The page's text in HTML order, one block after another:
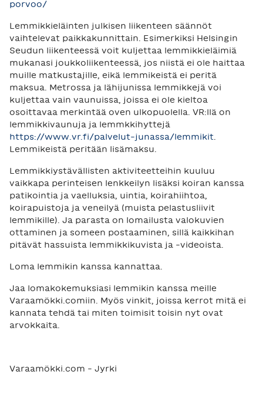
porvoo/
Lemmikkieläinten julkisen liikenteen säännöt
vaihtelevat paikkakunnittain. Esimerkiksi Helsingin
Seudun liikenteessä voit kuljettaa lemmikkieläimiä
mukanasi joukkoliikenteessä, jos niistä ei ole haittaa
muille matkustajille, eikä lemmikeistä ei peritä
maksua. Metrossa ja lähijunissa lemmikkejä voi
kuljettaa vain vaunuissa, joissa ei ole kieltoa
osoittavaa merkintää oven ulkopuolella. VR:llä on
lemmikkivaunuja ja lemmkkihyttejä
https://www.vr.fi/palvelut-junassa/lemmikit
Lemmikeistä peritään lisämaksu.
Lemmikkiystävällisten aktiviteetteihin kuuluu
vaikkapa perinteisen lenkkeilyn lisäksi koiran kanssa
patikointia ja vaelluksia, uintia, koirahiihtoa,
koirapuistoja ja veneilyä (muista pelastusliivit
lemmikille). Ja parasta on lomailusta valokuvien
ottaminen ja someen postaaminen, sillä kaikkihan
pitävät hassuista lemmikkikuvista ja -videoista.
Loma lemmikin kanssa kannattaa.
Jaa lomakokemuksiasi lemmikin kanssa meille
Varaamökki.comiin. Myös vinkit, joissa kerrot mitä ei
kannata tehdä tai miten toimisit toisin nyt ovat
arvokkaita.
Varaamökki.com - Jyrki